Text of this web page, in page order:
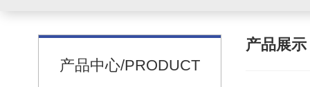
产品中心/PRODUCT
产品展示